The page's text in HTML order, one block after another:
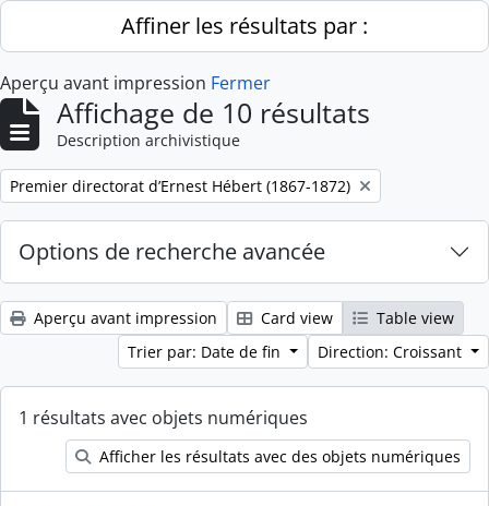
Skip to main contentAffiner les résultats par :
Aperçu avant impression Fermer
Affichage de 10 résultats
Description archivistique
Remove filter:
Premier directorat d’Ernest Hébert (1867-1872)
Options de recherche avancée
Aperçu avant impression Card view
Table view
Trier par: Date de fin
Direction: Croissant
1 résultats avec objets numériques
Afficher les résultats avec des objets numériques